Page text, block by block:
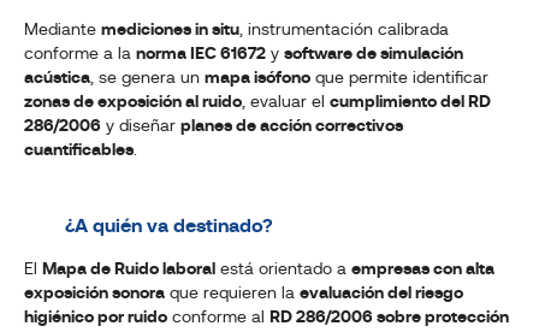
Mediante mediciones in situ, instrumentación calibrada
conforme a la norma IEC 61672 y software de simulación
acústica, se genera un mapa isófono que permite identificar
zonas de exposición al ruido, evaluar el cumplimiento del RD
286/2006 y diseñar planes de acción correctivos
cuantificables.
¿A quién va destinado?
El Mapa de Ruido laboral está orientado a empresas con alta
exposición sonora que requieren la evaluación del riesgo
higiénico por ruido conforme al RD 286/2006 sobre protección